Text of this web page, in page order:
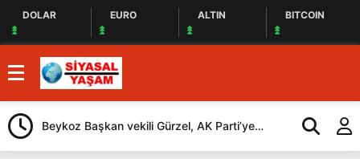
DOLAR EURO ALTIN BITCOIN
Beykoz Başkan vekili Gürzel, AK Parti’ye
katılan Çerkez’i ziyaret etti
Cağ Kebap
Geliyorlar